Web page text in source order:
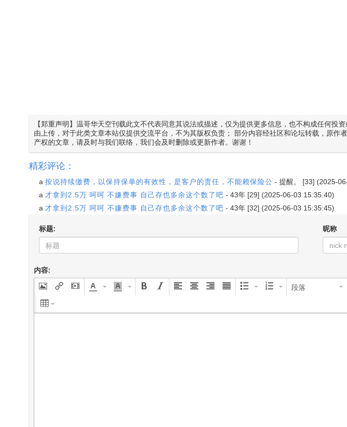
【郑重声明】温哥华天空刊载此文不代表同意其说法或描述，仅为提供更多信息，也不构成任何投
由上传，对于此类文章本站仅提供交流平台，不为其版权负责； 部分内容经社区和论坛转载，原作
产权的文章，请及时与我们联络，我们会及时删除或更新作者。谢谢！
精彩评论：
a 按说持续缴费，以保持保单的有效性，是客户的责任，不能赖保险公 - 提醒。
[33] (2025-
a 才拿到2.5万 呵呵 不嫌费事 自己存也多余这个数了吧 - 43年 [29] (2025-06-03 15:35:40)
a 才拿到2.5万 呵呵 不嫌费事 自己存也多余这个数了吧 - 43年 [32] (2025-06-03 15:35:45)
标题: 昵称
内容:
段落